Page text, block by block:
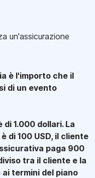
un'assicurazione
è l'importo che il
di un evento
1.000 dollari. La
di 100 USD, il cliente
paga 900
tra il cliente e la
termini del piano